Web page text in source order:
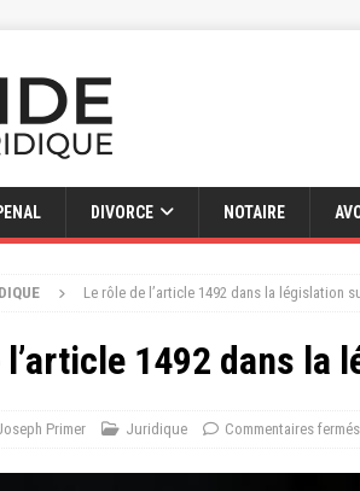
DIVORCE NOTAIRE
Le rôle de l’article 1492 dans la législation
l’article 1492 dans la
Primer Juridique Commentaires fermés